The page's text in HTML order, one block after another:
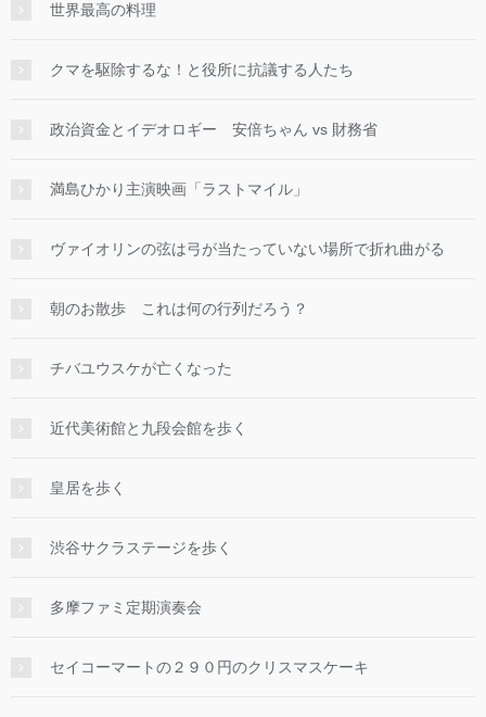
世界最高の料理
クマを駆除するな！と役所に抗議する人たち
政治資金とイデオロギー 安倍ちゃん vs 財務省
満島ひかり主演映画「ラストマイル」
ヴァイオリンの弦は弓が当たっていない場所で折れ曲がる
朝のお散歩 これは何の行列だろう？
チバユウスケが亡くなった
近代美術館と九段会館を歩く
皇居を歩く
渋谷サクラステージを歩く
多摩ファミ定期演奏会
セイコーマートの２９０円のクリスマスケーキ